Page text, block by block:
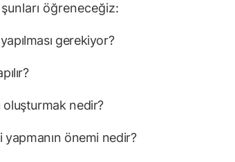
şunları öğreneceğiz:
gerekiyor?
nedir?
yapmanın önemi nedir?